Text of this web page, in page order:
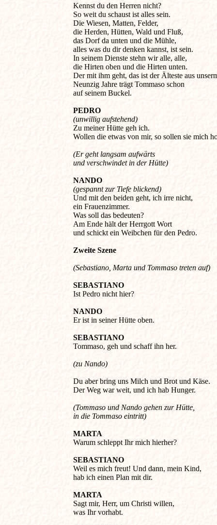
Kennst du den Herren nicht?
So weit du schaust ist alles sein.
Die Wiesen, Matten, Felder,
die Herden, Hütten, Wald und Fluß,
das Dorf da unten und die Mühle,
alles was du dir denken kannst, ist sein.
In seinem Dienste stehn wir alle, alle,
die Hirten oben und die Hirten unten.
Der mit ihm geht, das ist der Älteste aus
Neunzig Jahre trägt Tommaso schon
auf seinem Buckel.
PEDRO
(unwillig aufstehend)
Zu meiner Hütte geh ich.
Wollen die etwas von mir, so sollen sie mich
(Er geht langsam aufwärts
und verschwindet in der Hütte)
NANDO
(gespannt zur Tiefe blickend)
Und mit den beiden geht, ich irre nicht,
ein Frauenzimmer.
Was soll das bedeuten?
Am Ende hält der Herrgott Wort
und schickt ein Weibchen für den Pedro.
(Sebastiano, Marta und Tommaso treten auf)
SEBASTIANO
Ist Pedro nicht hier?
NANDO
Er ist in seiner Hütte oben.
SEBASTIANO
(zu Nando)
Du aber bring uns Milch und Brot und Käse.
Der Weg war weit, und ich hab Hunger.
(Tommaso und Nando gehen zur Hütte,
in die Tommaso eintritt)
MARTA
Warum schleppt Ihr mich hierher?
SEBASTIANO
Weil es mich freut! Und dann, mein Kind,
hab ich einen Plan mit dir.
MARTA
Sagt mir, Herr, um Christi willen,
was Ihr vorhabt.